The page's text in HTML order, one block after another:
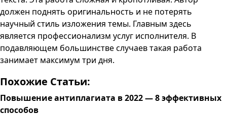
должен поднять оригинальность и не потерять
научный стиль изложения темы. Главным здесь
является профессионализм услуг исполнителя. В
подавляющем большинстве случаев такая работа
занимает максимум три дня.
Похожие Статьи:
Повышение антиплагиата в 2022 — 8 эффективных
способов